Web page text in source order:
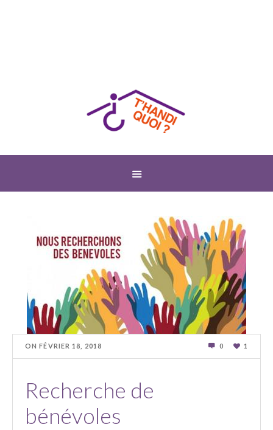
ONFÉVRIER 18 2018 0 1
Recherche de
bénévoles